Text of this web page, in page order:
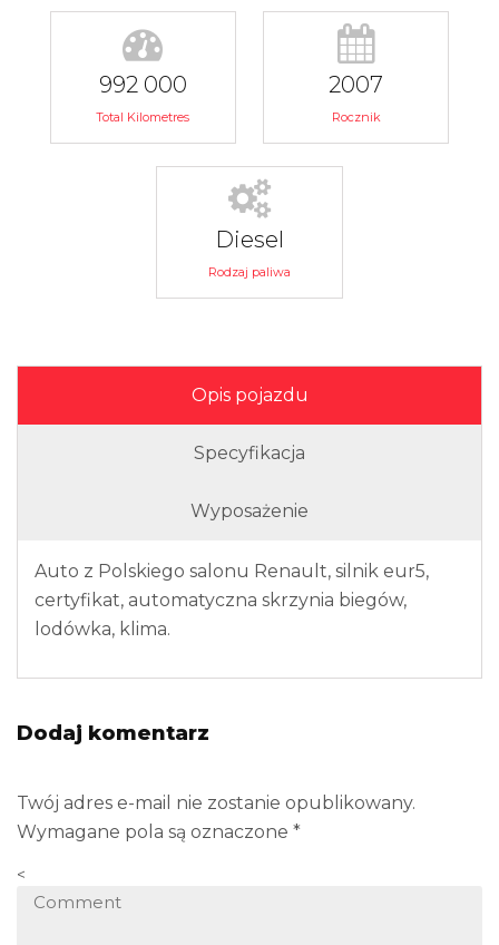
992 000
Total Kilometres
2007
Rocznik
Diesel
Rodzaj paliwa
Opis pojazdu
Specyfikacja
Wyposażenie
Auto z Polskiego salonu Renault, silnik eur5,
certyfikat, automatyczna skrzynia biegów,
lodówka, klima.
Dodaj komentarz
Twój adres e-mail nie zostanie opublikowany.
Wymagane pola są oznaczone *
<